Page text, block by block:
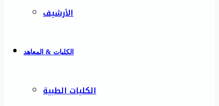
الأرشيف
الكليات & المعاهد
الكليات الطبية